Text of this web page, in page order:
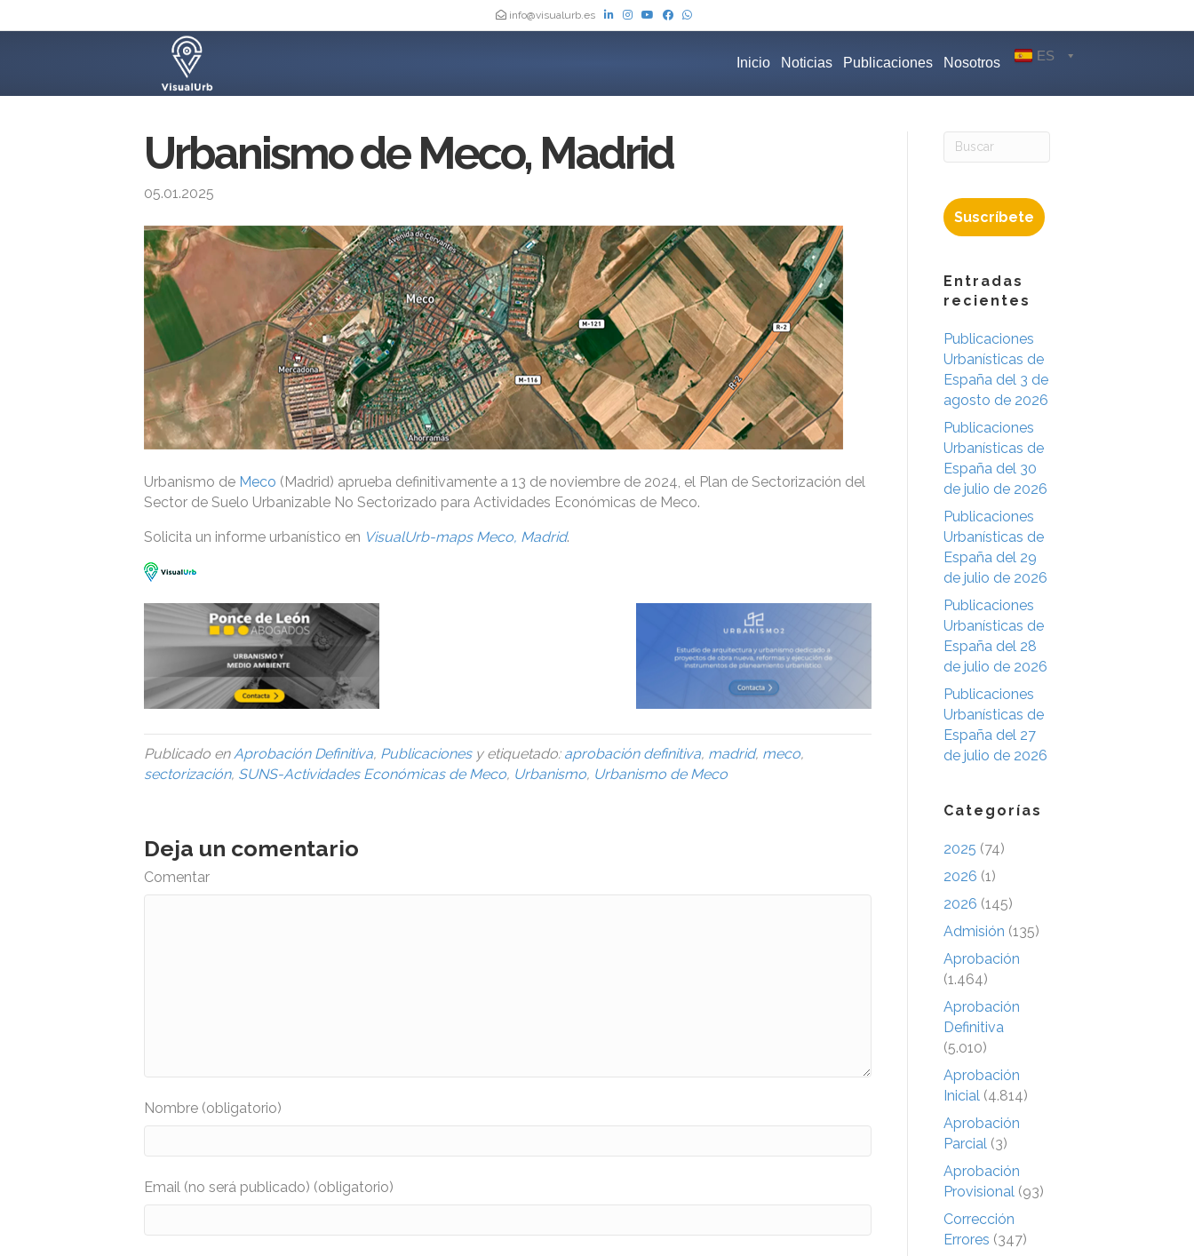
info@visualurb.es
Inicio Noticias Publicaciones Nosotros ES
Urbanismo de Meco, Madrid
05.01.2025
Urbanismo de Meco (Madrid) aprueba definitivamente a 13 de noviembre de 2024, el Plan de Sectorización del
Sector de Suelo Urbanizable No Sectorizado para Actividades Económicas de Meco.
Solicita un informe urbanístico en VisualUrb-maps Meco, Madrid.
Publicado enAprobación Definitiva, Publicacionesy etiquetado: aprobación definitiva, madrid, meco,
sectorización, SUNS-Actividades Económicas de Meco, Urbanismo, Urbanismo de Meco
Deja un comentario
Comentar
Nombre (obligatorio)
Email (no será publicado) (obligatorio)
Suscríbete
Entradas
recientes
Publicaciones
Urbanísticas de
España del 3 de
agosto de 2026
Publicaciones
Urbanísticas de
España del 30
de julio de 2026
Publicaciones
Urbanísticas de
España del 29
de julio de 2026
Publicaciones
Urbanísticas de
España del 28
de julio de 2026
Publicaciones
Urbanísticas de
España del 27
de julio de 2026
Categorías
2025 (74)
2026 (1)
2026 (145)
Admisión (135)
Aprobación
(1.464)
Aprobación
Definitiva
(5.010)
Aprobación
Inicial (4.814)
Aprobación
Parcial (3)
Aprobación
Provisional (93)
Corrección
Errores (347)